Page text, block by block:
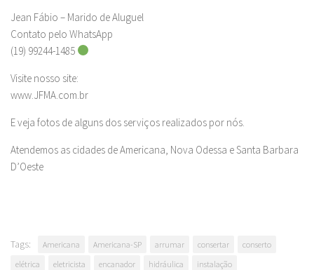
Jean Fábio – Marido de Aluguel
Contato pelo WhatsApp
(19) 99244-1485
Visite nosso site:
www.JFMA.com.br
E veja fotos de alguns dos serviços realizados por nós.
Atendemos as cidades de Americana, Nova Odessa e Santa Barbara
D’Oeste
Tags: Americana Americana-SP arrumar consertar
conserto
elétrica
eletricista encanador hidráulica
instalação